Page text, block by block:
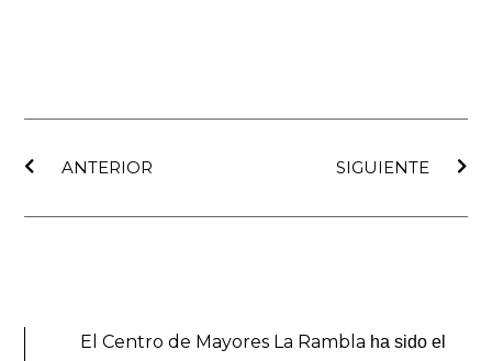
ANTERIOR
SIGUIENTE
El Centro de Mayores La Rambla ha sido el